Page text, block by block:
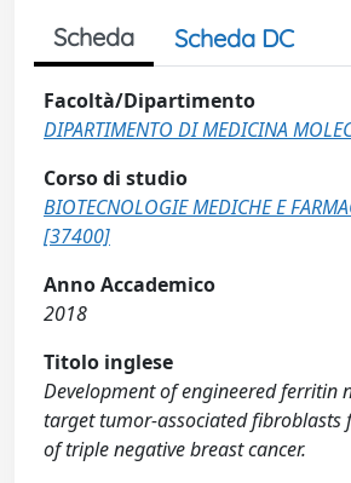
Scheda Scheda DC
Facoltà/Dipartimento
DIPARTIMENTO DI MEDICINA
Corso di studio
BIOTECNOLOGIE MEDICHE E
[37400]
Anno Accademico
2018
Titolo inglese
Development of engineered ferritin
target tumor-associated fibroblasts
of triple negative breast cancer.